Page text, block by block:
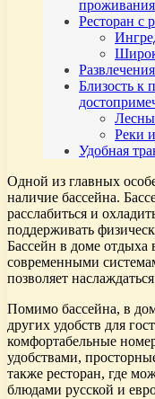
проживания
Ресторан с
Близость к
Реки
Удобная
Одной из главных
наличие бассейна.
расслабиться и
поддерживать
Бассейн в доме отдыха
современными
позволяет
Помимо бассейна, в
других удобств для
комфортабельные
удобствами,
также ресторан, где
блюдами русской и